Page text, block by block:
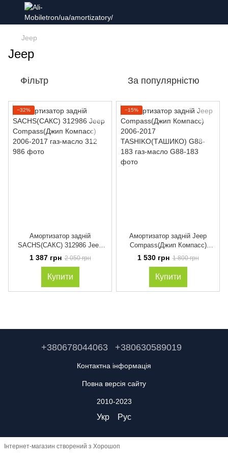
Jeep
Jeep
Фільтр За популярністю
−32%
Амортизатор задній
SACHS(САКС) 312986 Jeep
Compass(Джип Компасс)
2006-2017 газ-масло
1 387 грн 2 050 грн
Купити
−15%
Амортизатор задній Jeep
Compass(Джип Компасс)
2006-2017 TASHIKO(ТАШИКО)
G88-183 газ-масло
1 530 грн 1 800 грн
Купити
+380678044063 +380630589019
Контактна інформація
Повна версія сайту
2010-2023
Укр Рус
Інтернет-магазин створений з Хорошоп